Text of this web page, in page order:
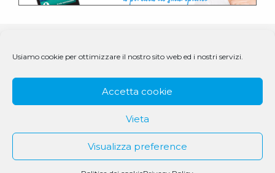
Usiamo cookie per ottimizzare il nostro sito web ed i nostri servizi.
Accetta cookie
Vieta
Visualizza preference
© 1979 - 2025 DS Medigroup S.r.l. a socio unico | CF/P.IVA